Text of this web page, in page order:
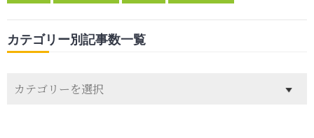
カテゴリー別記事数一覧
テ